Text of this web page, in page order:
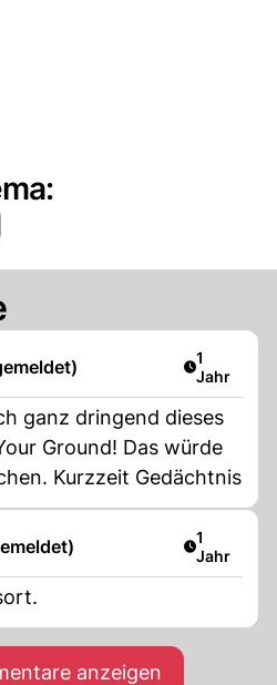
Artikel
1
Jahr
ganz dringend dieses
Ground! Das würde
sehr vieles vereinfachen. Kurzzeit Gedächtnis
Artikel
1
Jahr
anzeigen